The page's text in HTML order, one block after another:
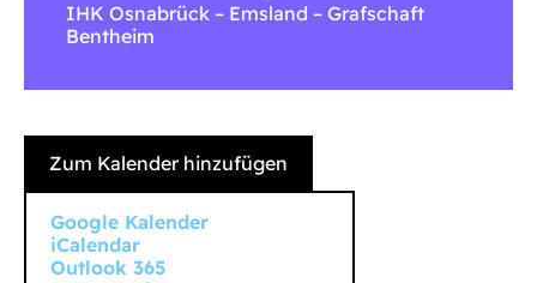
IHK Osnabrück – Emsland – Grafschaft
Bentheim
Zum Kalender hinzufügen
Google Kalender
iCalendar
Outlook 365